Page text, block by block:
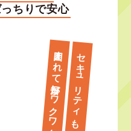
ちりで安心